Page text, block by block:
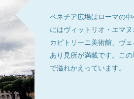
ベネチア広場はローマの
にはヴィットリオ・エマ
カピトリーニ美術館、ヴ
あり見所が満載です。こ
で溢れかえっています。